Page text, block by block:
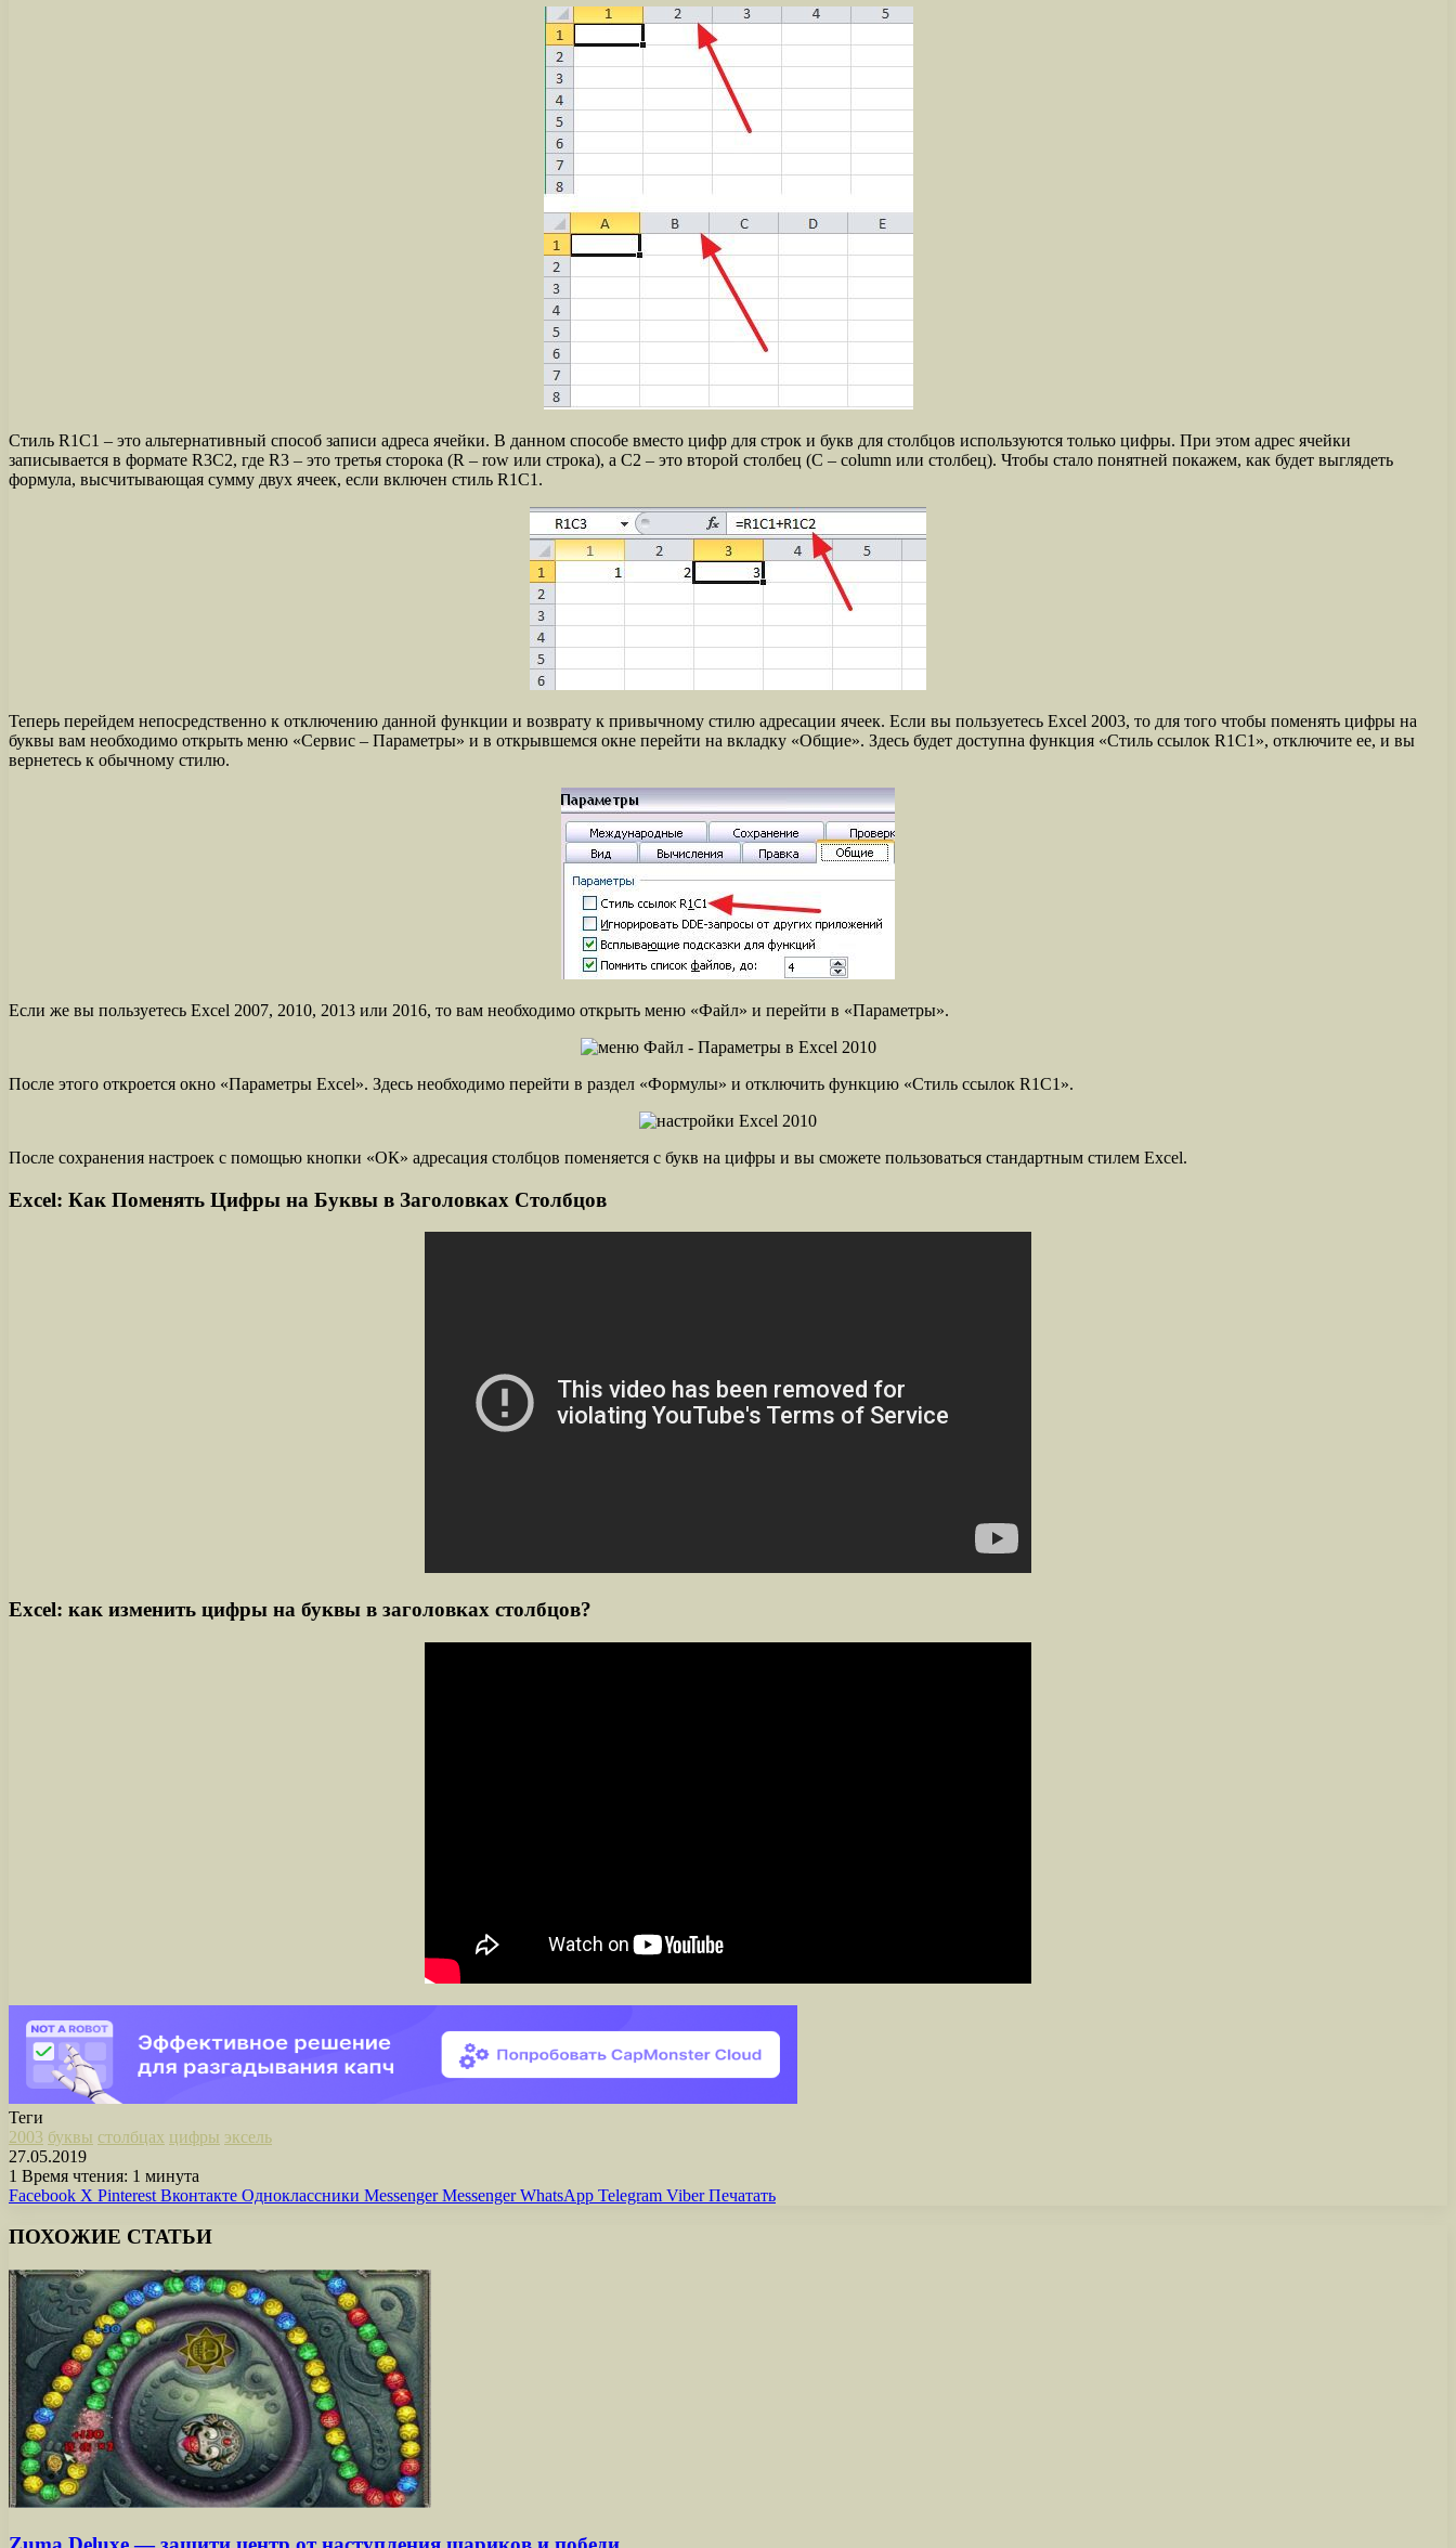
Стиль R1C1 – это альтернативный способ записи адреса ячейки. В данном способе вместо цифр для строк и букв для столбцов используются только цифры. При этом адрес ячейки
записывается в формате R3C2, где R3 – это третья сторока (R – row или строка), а C2 – это второй столбец (C – column или столбец). Чтобы стало понятней покажем, как будет выглядеть
формула, высчитывающая сумму двух ячеек, если включен стиль R1C1.
Теперь перейдем непосредственно к отключению данной функции и возврату к привычному стилю адресации ячеек. Если вы пользуетесь Excel 2003, то для того чтобы поменять цифры на
буквы вам необходимо открыть меню «Сервис – Параметры» и в открывшемся окне перейти на вкладку «Общие». Здесь будет доступна функция «Стиль ссылок R1C1», отключите ее, и вы
вернетесь к обычному стилю.
Если же вы пользуетесь Excel 2007, 2010, 2013 или 2016, то вам необходимо открыть меню «Файл» и перейти в «Параметры».
После этого откроется окно «Параметры Excel». Здесь необходимо перейти в раздел «Формулы» и отключить функцию «Стиль ссылок R1C1».
После сохранения настроек с помощью кнопки «ОК» адресация столбцов поменяется с букв на цифры и вы сможете пользоваться стандартным стилем Excel.
Excel: Как Поменять Цифры на Буквы в Заголовках Столбцов
Excel: как изменить цифры на буквы в заголовках столбцов?
Теги
2003 буквы столбцах цифры эксель
27.05.2019
1 Время чтения: 1 минута
Facebook X Pinterest Вконтакте Одноклассники Messenger Messenger WhatsApp Telegram Viber Печатать
ПОХОЖИЕ СТАТЬИ